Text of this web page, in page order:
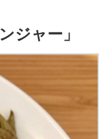
ジャー」